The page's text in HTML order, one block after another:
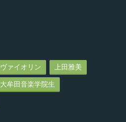
ヴァイオリン
上田雅美
大牟田音楽学院生